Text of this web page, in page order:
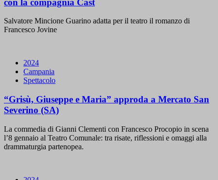
Salvatore Mincione Guarino adatta per il teatro il romanzo di
Francesco Jovine
2024
Campania
Spettacolo
“Grisù, Giuseppe e Maria” approda a Mercato San
Severino (SA)
La commedia di Gianni Clementi con Francesco Procopio in scena
l’8 gennaio al Teatro Comunale: tra risate, riflessioni e omaggi alla
drammaturgia partenopea.